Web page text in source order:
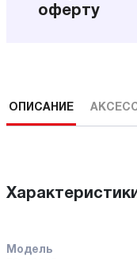
оферту
ОПИСАНИЕ
Модель